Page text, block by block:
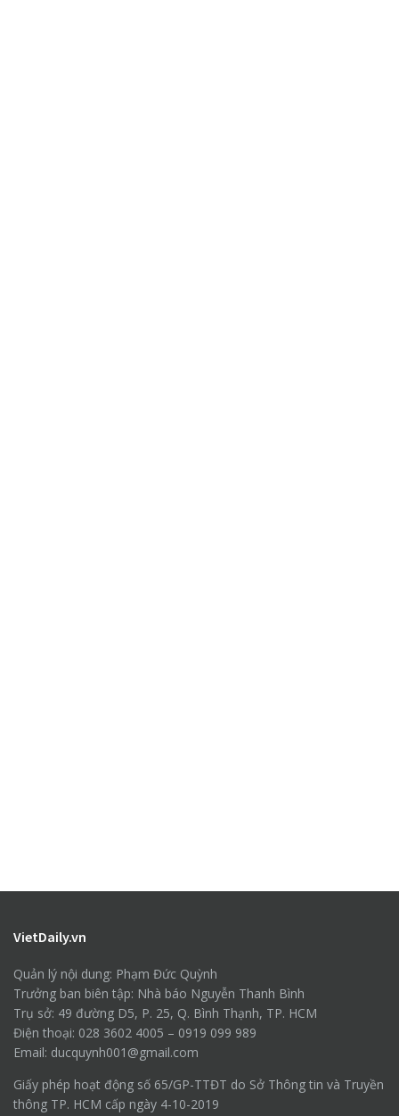
VietDaily.vn
Quản lý nội dung: Phạm Đức Quỳnh
Trưởng ban biên tập: Nhà báo Nguyễn Thanh Bình
Trụ sở: 49 đường D5, P. 25, Q. Bình Thạnh, TP. HCM
Điện thoại: 028 3602 4005 – 0919 099 989
Email: ducquynh001@gmail.com
Giấy phép hoạt động số 65/GP-TTĐT do Sở Thông tin và Truyền
thông TP. HCM cấp ngày 4-10-2019